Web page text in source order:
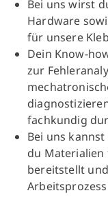
Bei uns wirst
Hardware
für unsere
Dein Know-
zur
fachkundig
Bei uns
du
bereitstellt